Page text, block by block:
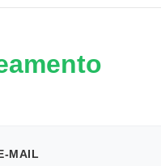
MAIL